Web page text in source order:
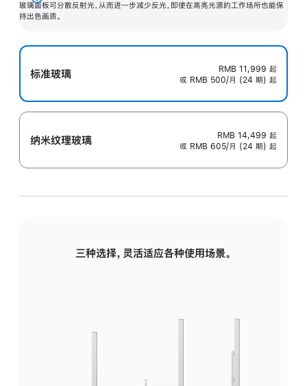
玻璃面板可分散反射光，从而进一步减少反光，即使在高亮光源的工作场所也能保
持出色画质。
展
开
标准玻璃 RMB 11,999 起
或 RMB 500/月 (24 期) 起
纳米纹理玻璃 RMB 14,499 起
或 RMB 605/月 (24 期) 起
三种选择，灵活适应各种使用场景。